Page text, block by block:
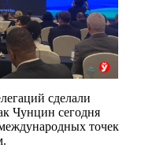
сделали
Чунцин сегодня
точек